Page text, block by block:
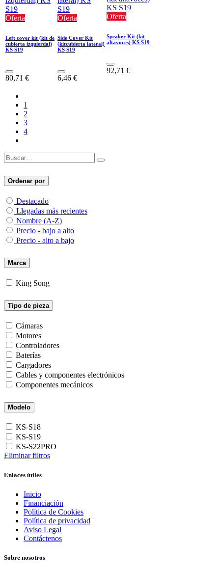
Oferta
Left cover kit (kit de
cubierta izquierdal)
KS S19
80,71 €
Oferta
Side Cover Kit
(kitcubierta lateral)
KS S19
6,46 €
Oferta
Speaker Kit (kit
altavoces) KS S19
92,71 €
1
2
3
4
Ordenar por
Destacado
Llegadas más recientes
Nombre (A-Z)
Precio - bajo a alto
Precio - alto a bajo
Marca
King Song
Tipo de pieza
Cámaras
Motores
Controladores
Baterías
Cargadores
Cables y componentes electrónicos
Componentes mecánicos
Modelo
KS-S18
KS-S19
KS-S22PRO
Eliminar filtros
Enlaces útiles
Inicio
Financiación
Política de Cookies
Política de privacidad
Aviso Legal
Contáctenos
Sobre nosotros